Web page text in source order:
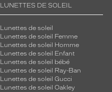
LUNETTES DE SOLEIL
Lunettes de soleil
Lunettes de soleil Femme
Lunettes de soleil Homme
Lunettes de soleil Enfant
Lunettes de soleil bébé
Lunettes de soleil Ray-Ban
Lunettes de soleil Gucci
Lunettes de soleil Oakley